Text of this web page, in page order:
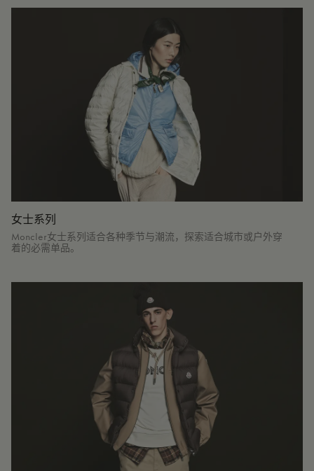
女士系列
Moncler女士系列适合各种季节与潮流，探索适合城市或户外穿
着的必需单品。